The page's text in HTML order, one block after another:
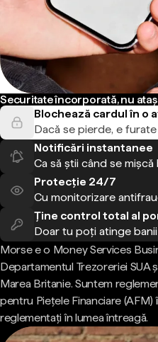
Securitate încorporată, nu
Blochează cardul în o
Dacă se pierde, e
Notificări instantanee
Ca să știi când se mișcă
Protecție 24/7
Cu monitorizare
Ține control total al
Doar tu poți atinge
Morse e o Money Services
Departamentul Trezoreriei SUA
Marea Britanie. Suntem
pentru Piețele Financiare (AFM)
reglementați în lumea întreagă.